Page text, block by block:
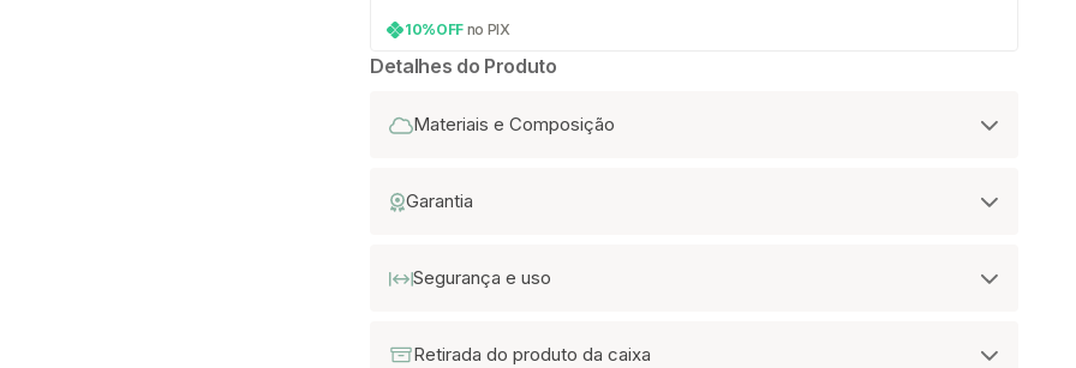
10%OFF no PIX
Detalhes do Produto
Materiais e Composição
Garantia
Segurança e uso
Retirada do produto da caixa